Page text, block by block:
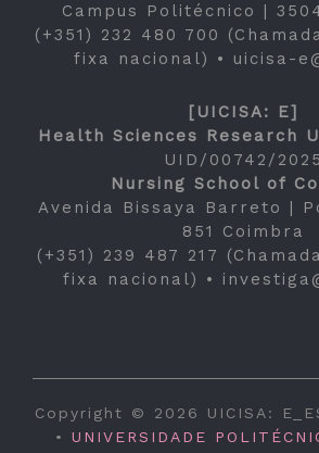
Campus Politécnico |
(+351) 232 480 700
fixa nacional) • uicisa-
[UICISA: E]
Health Sciences Research
UID/00742/2025
Nursing School of
Avenida Bissaya Barreto |
851 Coimbra
(+351) 239 487 217
fixa nacional) •
Copyright © 2026 UICISA:
• UNIVERSIDADE